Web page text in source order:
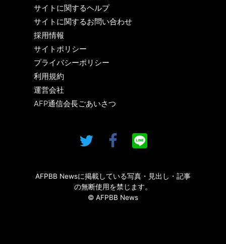
サイトに関するヘルプ
サイトに関するお問い合わせ
採用情報
サイトポリシー
プライバシーポリシー
利用規約
運営会社
AFP通信会長ごあいさつ
AFPBB Newsに掲載している写真・見出し・記事
の無断使用を禁じます。
© AFPBB News